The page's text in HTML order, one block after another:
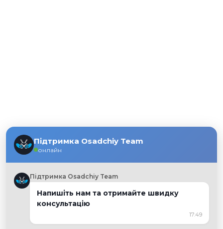
Підтримка Osadchiy Team
онлайн
Підтримка Osadchiy Team
Напишіть нам та отримайте швидку
консультацію
17:49